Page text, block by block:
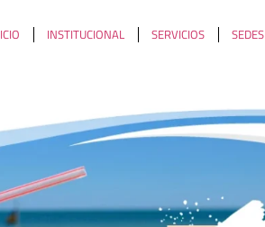
INSTITUCIONAL SERVICIOS SEDES